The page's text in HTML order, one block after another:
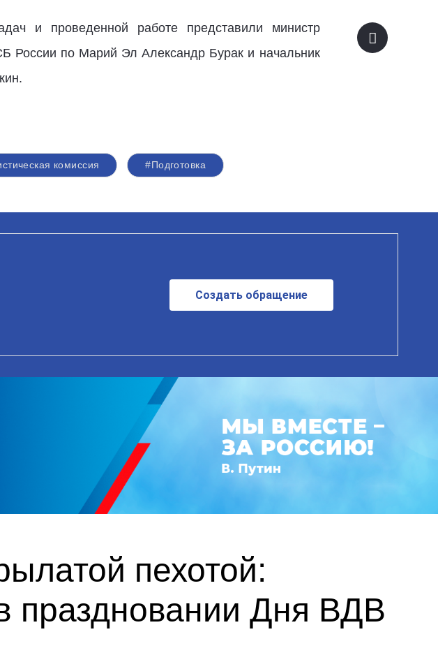
и проведенной работе представили министр
России по Марий Эл Александр Бурак и начальник
комиссия #Подготовка
Создать обращение
пехотой:
праздновании Дня ВДВ